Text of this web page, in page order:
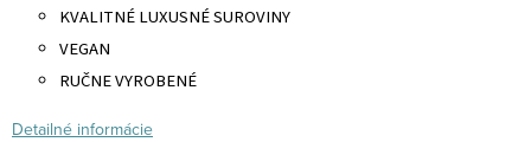
KVALITNÉ LUXUSNÉ SUROVINY
VEGAN
RUČNE VYROBENÉ
Detailné informácie